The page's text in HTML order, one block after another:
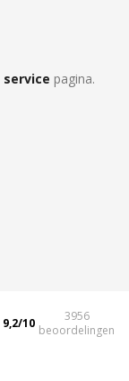
service pagina.
9,2/10
3956
beoordelingen